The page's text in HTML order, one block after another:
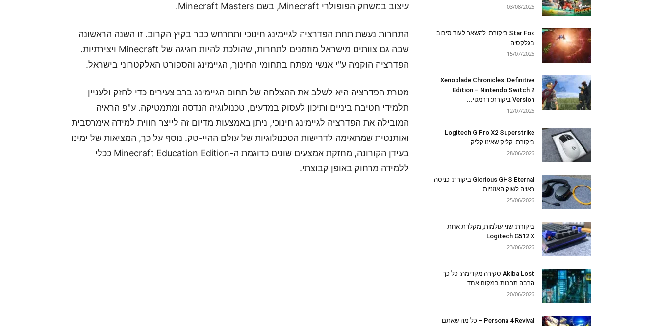
עיצוב במשחק הפופולרי Minecraft, בשם Minecraft Masters.
התחרות נעשת תחת הפדרציה לגיימינג חינוכי ותתרחש כבר בקיץ הקרוב. זו השנה הראשונה
שבה גם צוותים מישראל מוזמנים לתחרות, שהולכת להיות חגיגה של Minecraft ויצירתיות.
הפדרציה הוקמה ע"י אנשי מפתח בתחומי החינוך, הגיימינג והספורט האלקטרוני בישראל.
מטרת הפדרציה היא לשלב את ההצלחה של תחום הגיימינג ברב צעירים כדי לחזק ולעניין
תלמידי חטיבת ביניים ותיכון לעסוק במדעים, טכנולוגיה הנדסה ומתמטיקה. ע"פ הראיה
המובילה את הפדרציה לגיימינג חינוכי, ניתן באמצעות מדיום זה לייצר חווית למידה אימרסבית
ואותנטית שמתאימה לדרישות הטכנולוגיות של עולם ההיי-טק. נוסף על כך, המציאות של ימינו
בעידן הקורונה, מחזקת אמצעים שונים כדוגמת ה-Minecraft Education Edition ככלי
ללמידה מרחוק באופן קבוצתי.
03/08/2026
Star Fox ביקורת: להשאר לעוד סיבוב
בגלקסיה
15/07/2026
Xenoblade Chronicles: Definitive
Edition – Nintendo Switch 2
Version ביקורת: דרמטי...
12/07/2026
Logitech G Pro X2 Superstrike
ביקורת: קליק שאינו קליק
28/06/2026
Glorious GHS Eternal ביקורת: כניסה
ראויה לשוק האוזניות
25/06/2026
ביקורת: שני עולמות, מקלדת אחת
Logitech G512 X
23/06/2026
Akiba Lost סקירה מקדימה: כל כך
הרבה תרבות במקום אחד
20/06/2026
Persona 4 Revival – כל מה שאתם